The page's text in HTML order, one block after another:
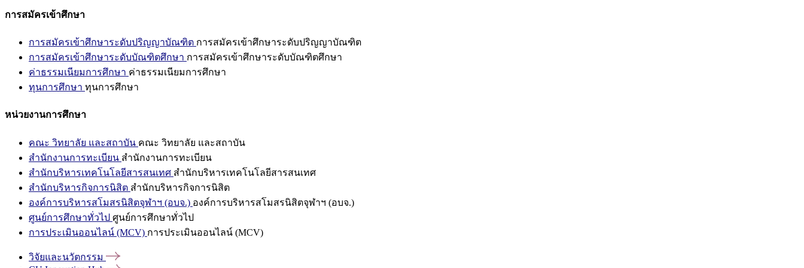
การสมัครเข้าศึกษา
การสมัครเข้าศึกษาระดับปริญญาบัณฑิต การสมัครเข้าศึกษาระดับปริญญาบัณฑิต
การสมัครเข้าศึกษาระดับบัณฑิตศึกษา การสมัครเข้าศึกษาระดับบัณฑิตศึกษา
ค่าธรรมเนียมการศึกษา ค่าธรรมเนียมการศึกษา
ทุนการศึกษา ทุนการศึกษา
หน่วยงานการศึกษา
คณะ วิทยาลัย และสถาบัน คณะ วิทยาลัย และสถาบัน
สำนักงานการทะเบียน สำนักงานการทะเบียน
สำนักบริหารเทคโนโลยีสารสนเทศ สำนักบริหารเทคโนโลยีสารสนเทศ
สำนักบริหารกิจการนิสิต สำนักบริหารกิจการนิสิต
องค์การบริหารสโมสรนิสิตจุฬาฯ (อบจ.) องค์การบริหารสโมสรนิสิตจุฬาฯ (อบจ.)
ศูนย์การศึกษาทั่วไป ศูนย์การศึกษาทั่วไป
การประเมินออนไลน์ (MCV) การประเมินออนไลน์ (MCV)
วิจัยและนวัตกรรม